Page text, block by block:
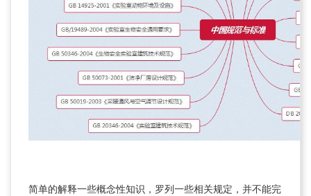
简单的解释一些概念性知识，罗列一些相关规定，并不能完